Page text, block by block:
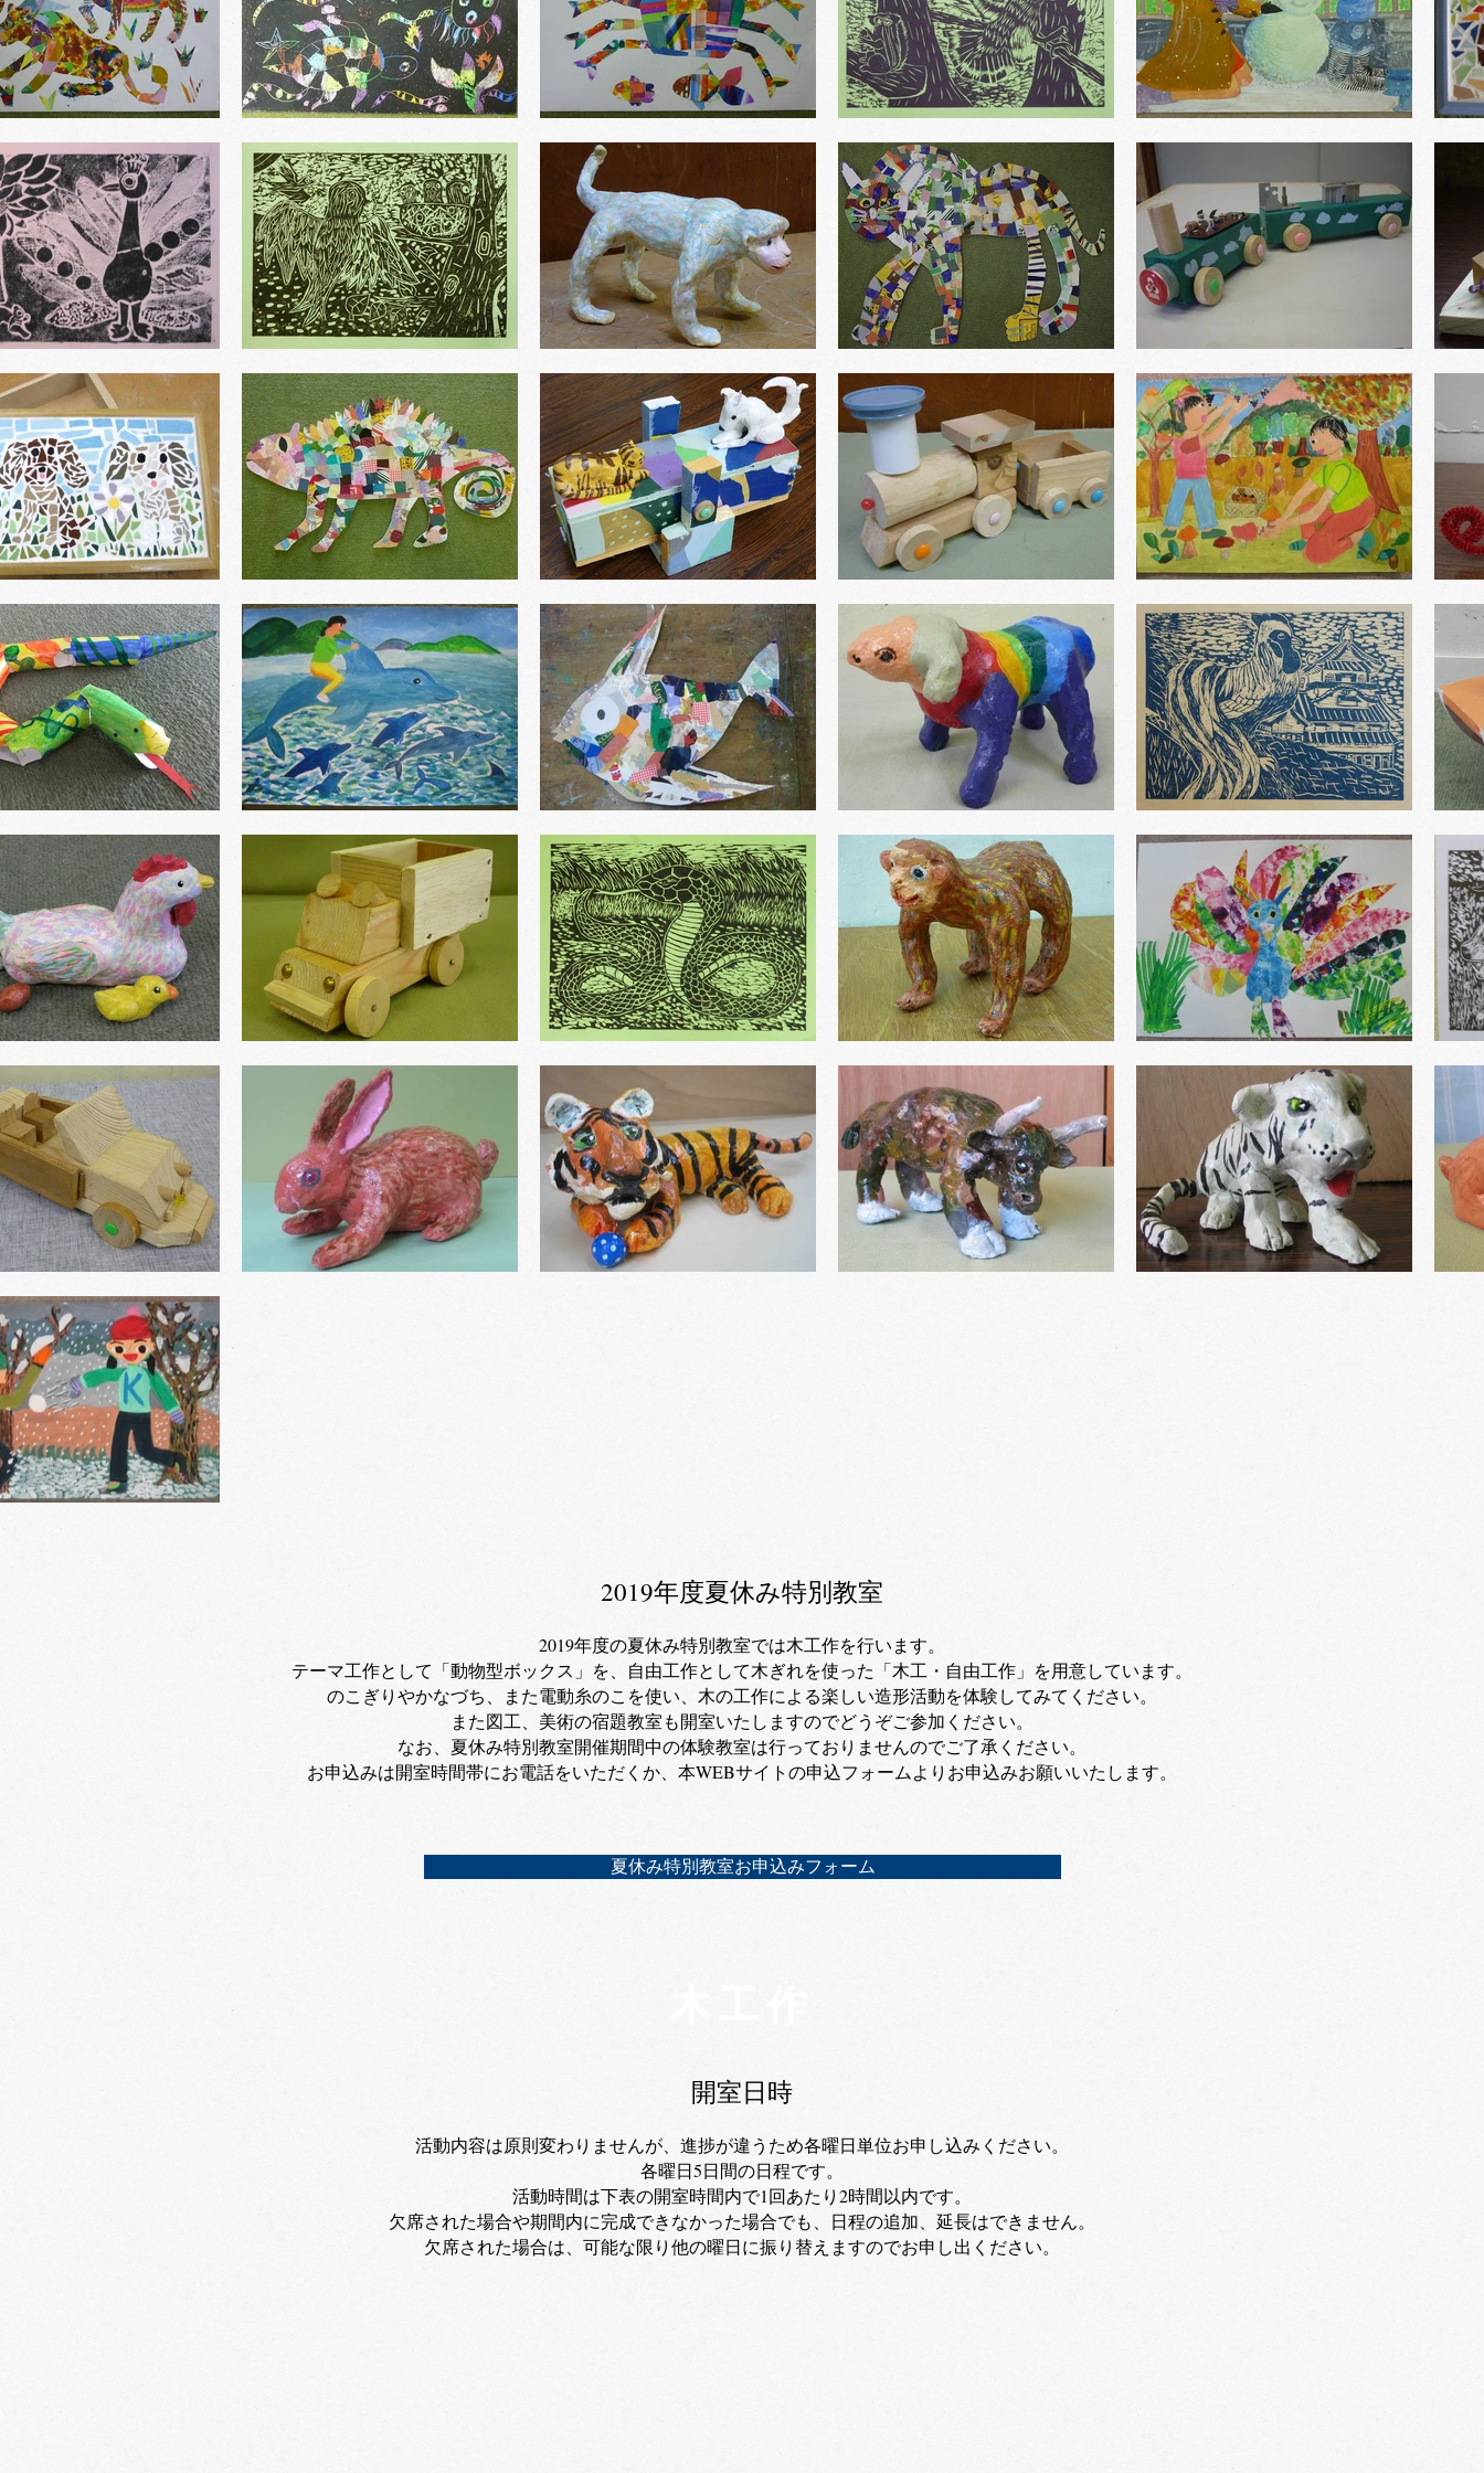
2019年度夏休み特別教室
2019年度の夏休み特別教室では木工作を行います。
​テーマ工作として「動物型ボックス」を、自由工作として木ぎれを使った「木工・自由工作」を用意しています。
のこぎりやかなづち、また電動糸のこを使い、木の工作による楽しい造形活動を体験してみてください。
​また図工、美術の宿題教室も開室いたしますのでどうぞご参加ください。
​なお、夏休み特別教室開催期間中の体験教室は行っておりませんのでご了承ください。
​お申込みは開室時間帯にお電話をいただくか、本WEBサイトの申込フォームよりお申込みお願いいたします。
夏休み特別教室お申込みフォーム
開室日時
活動内容は原則変わりませんが、進捗が違うため各曜日単位お申し込みください。
各曜日5日間の日程です。
活動時間は下表の開室時間内で1回あたり2時間以内です。
欠席された場合や期間内に完成できなかった場合でも、日程の追加、延長はできません。
​欠席された場合は、可能な限り他の曜日に振り替えますのでお申し出ください。